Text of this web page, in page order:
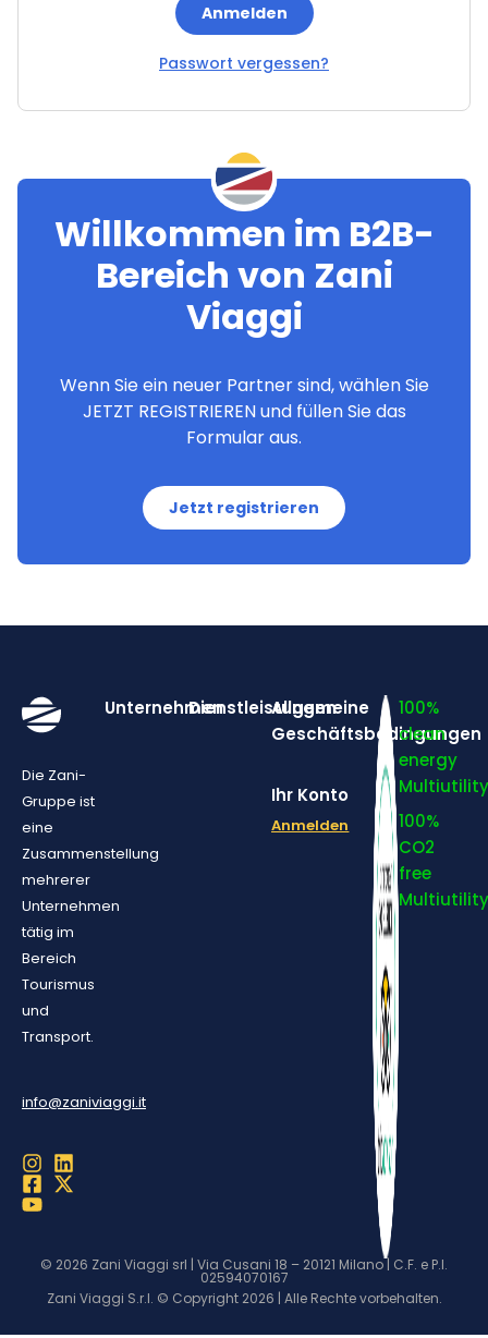
Anmelden
Passwort vergessen?
Willkommen im B2B-
Bereich von Zani
Viaggi
Wenn Sie ein neuer Partner sind, wählen Sie
JETZT REGISTRIEREN und füllen Sie das
Formular aus.
Jetzt registrieren
Die Zani-
Gruppe ist
eine
Zusammenstellung
mehrerer
Unternehmen
tätig im
Bereich
Tourismus
und
Transport.
info@zaniviaggi.it
UnternehmenDienstleistungen
Allgemeine
Geschäftsbedingungen
Ihr Konto
Anmelden
100%
clean
energy
Multiutility
100%
CO2
free
Multiutility
© 2026 Zani Viaggi srl | Via Cusani 18 – 20121 Milano | C.F. e P.I.
02594070167
Zani Viaggi S.r.l. © Copyright 2026 | Alle Rechte vorbehalten.